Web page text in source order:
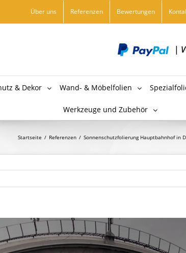
Über uns Referenzen Bewertungen
|
& Dekor Wand- & Möbelfolien
Werkzeuge und Zubehör
Startseite / Referenzen / Sonnenschutzfolierung Hauptbahnhof in